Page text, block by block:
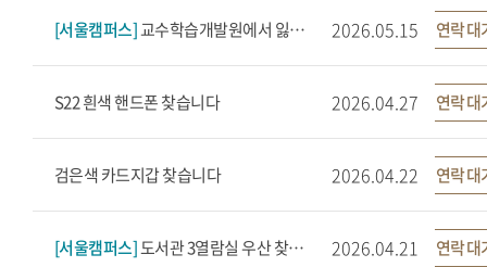
[서울캠퍼스]교수학습개발원에서 잃어버린 필통을 찾습니다 2026.05.15 연락 대
S22 흰색 핸드폰 찾습니다 2026.04.27 연락 대
검은색 카드지갑 찾습니다 2026.04.22 연락 대
[서울캠퍼스]도서관 3열람실 우산 찾습니다 2026.04.21 연락 대